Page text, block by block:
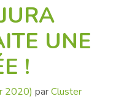
UNE
!
2020) parCluster